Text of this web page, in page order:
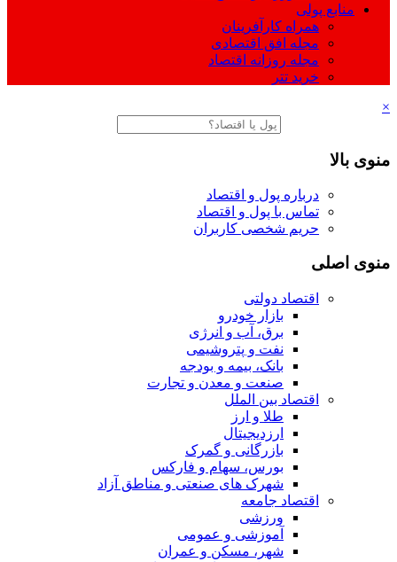
منابع پولی
همراه کارآفرینان
مجله افق اقتصادی
مجله روزانه اقتصاد
خرید تتر
×
منوی بالا
درباره پول و اقتصاد
تماس با پول و اقتصاد
حریم شخصی کاربران
منوی اصلی
اقتصاد دولتی
بازار خودرو
برق، آب و انرژی
نفت و پتروشیمی
بانک، بیمه و بودجه
صنعت و معدن و تجارت
اقتصاد بین الملل
طلا و ارز
ارزدیجیتال
بازرگانی و گمرک
بورس، سهام و فارکس
شهرک های صنعتی و مناطق آزاد
اقتصاد جامعه
ورزشی
آموزشی و عمومی
شهر، مسکن و عمران